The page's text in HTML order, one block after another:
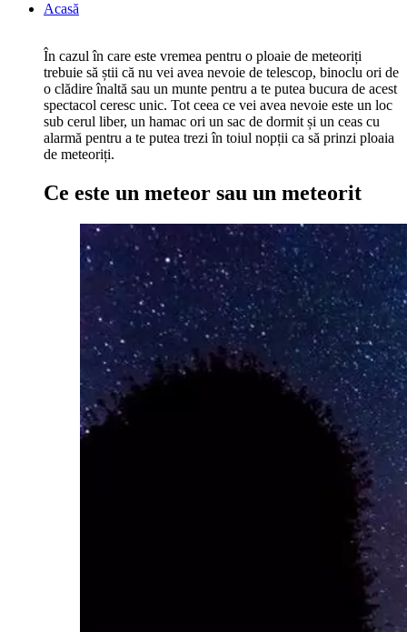
Acasă
În cazul în care este vremea pentru o ploaie de meteoriți
trebuie să știi că nu vei avea nevoie de telescop, binoclu ori de
o clădire înaltă sau un munte pentru a te putea bucura de acest
spectacol ceresc unic. Tot ceea ce vei avea nevoie este un loc
sub cerul liber, un hamac ori un sac de dormit și un ceas cu
alarmă pentru a te putea trezi în toiul nopții ca să prinzi ploaia
de meteoriți.
Ce este un meteor sau un meteorit